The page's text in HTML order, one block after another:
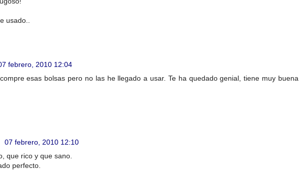
usado..
febrero, 2010 12:04
esas bolsas pero no las he llegado a usar. Te ha quedado genial, tiene muy buena
07 febrero, 2010 12:10
que rico y que sano.
perfecto.